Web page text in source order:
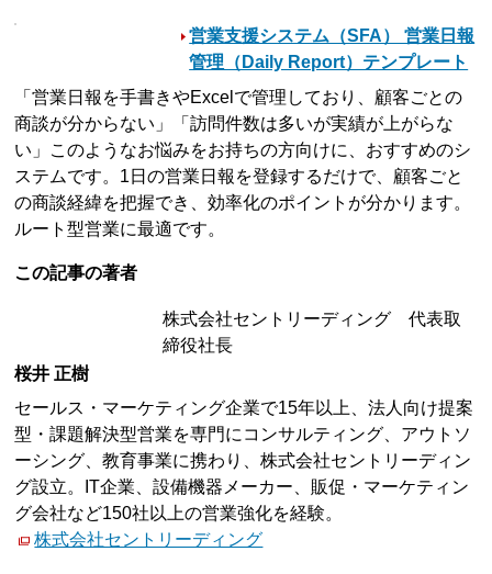
営業支援システム（SFA） 営業日報
管理（Daily Report）テンプレート
「営業日報を手書きやExcelで管理しており、顧客ごとの
商談が分からない」「訪問件数は多いが実績が上がらな
い」このようなお悩みをお持ちの方向けに、おすすめのシ
ステムです。1日の営業日報を登録するだけで、顧客ごと
の商談経緯を把握でき、効率化のポイントが分かります。
ルート型営業に最適です。
この記事の著者
株式会社セントリーディング 代表取
締役社長
桜井 正樹
セールス・マーケティング企業で15年以上、法人向け提案
型・課題解決型営業を専門にコンサルティング、アウトソ
ーシング、教育事業に携わり、株式会社セントリーディン
グ設立。IT企業、設備機器メーカー、販促・マーケティン
グ会社など150社以上の営業強化を経験。
株式会社セントリーディング